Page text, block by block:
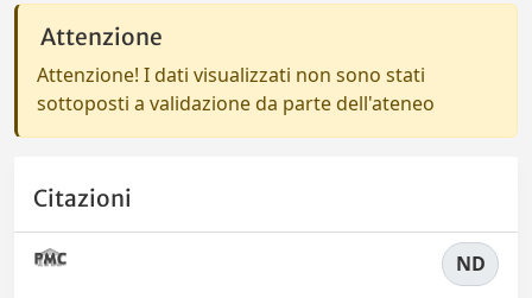
Attenzione
Attenzione! I dati visualizzati non sono stati
sottoposti a validazione da parte dell'ateneo
Citazioni
ND